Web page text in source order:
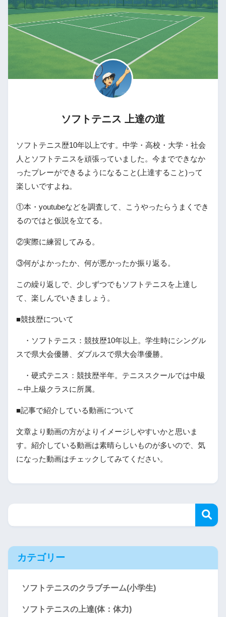
ソフトテニス 上達の道
ソフトテニス歴10年以上です。中学・高校・大学・社会
人とソフトテニスを頑張っていました。今までできなか
ったプレーができるようになること(上達すること)って
楽しいですよね。
①本・youtubeなどを調査して、こうやったらうまくでき
るのではと仮説を立てる。
②実際に練習してみる。
③何がよかったか、何が悪かったか振り返る。
この繰り返しで、少しずつでもソフトテニスを上達し
て、楽しんでいきましょう。
■競技歴について
・ソフトテニス：競技歴10年以上。学生時にシングル
スで県大会優勝、ダブルスで県大会準優勝。
・硬式テニス：競技歴半年。テニススクールでは中級
～中上級クラスに所属。
■記事で紹介している動画について
文章より動画の方がよりイメージしやすいかと思いま
す。紹介している動画は素晴らしいものが多いので、気
になった動画はチェックしてみてください。
カテゴリー
ソフトテニスのクラブチーム(小学生)
ソフトテニスの上達(体：体力)